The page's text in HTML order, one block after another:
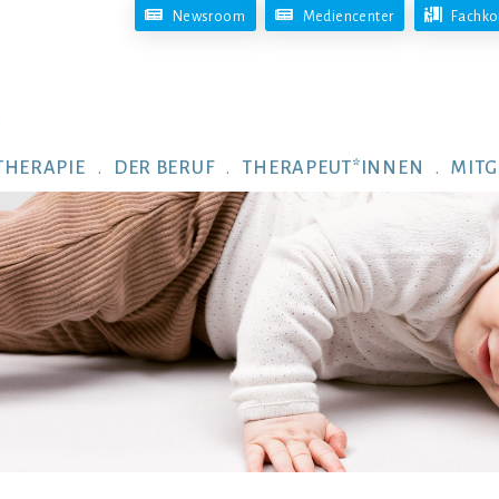
Newsroom Mediencenter
DER BERUF THERAPEUT*INNEN